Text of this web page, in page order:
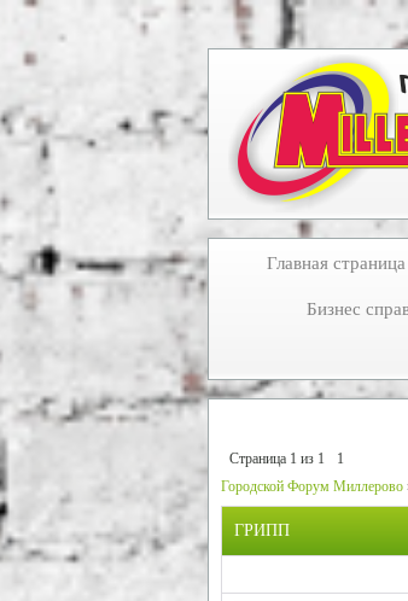
Главная страница
Бизнес
Страница 1 из 1
1
Городской Форум Миллерово
ГРИПП